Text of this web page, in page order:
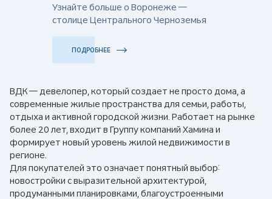
Узнайте больше о Воронеже —
столице Центрального Черноземья
ПОДРОБНЕЕ
ВДК — девелопер, который создает не просто дома, а
современные жилые пространства для семьи, работы,
отдыха и активной городской жизни. Работает на рынке
более 20 лет, входит в Группу компаний Хамина и
формирует новый уровень жилой недвижимости в
регионе.
Для покупателей это означает понятный выбор:
новостройки с выразительной архитектурой,
продуманными планировками, благоустроенными